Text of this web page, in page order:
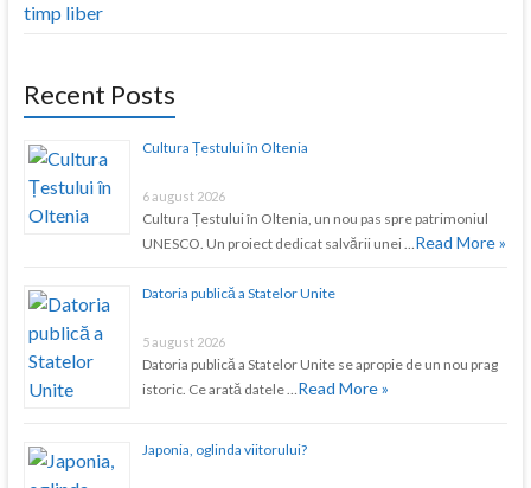
timp liber
Recent Posts
Cultura Țestului în Oltenia
6 august 2026
Cultura Țestului în Oltenia, un nou pas spre patrimoniul
UNESCO. Un proiect dedicat salvării unei …Read More »
Datoria publică a Statelor Unite
5 august 2026
Datoria publică a Statelor Unite se apropie de un nou prag
istoric. Ce arată datele …Read More »
Japonia, oglinda viitorului?